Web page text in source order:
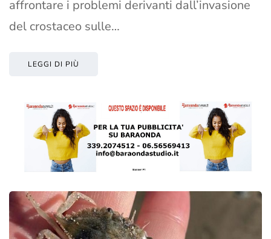
affrontare i problemi derivanti dall’invasione
del crostaceo sulle…
LEGGI DI PIÙ